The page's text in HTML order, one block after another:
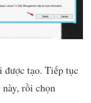
được tạo. Tiếp tục
rồi chọn